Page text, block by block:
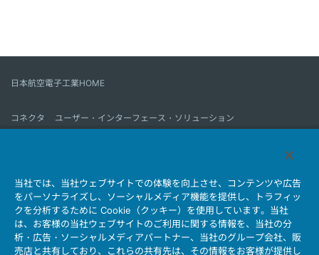
日本航空電子工業HOME
コネクタ
ユーザー・インターフェース・ソリューション
会社情報 サステナビリティ IR情報 採用情報
会社情報新着一覧
製品情報新着一覧
サイトマップ お問い合わせ
当社では、当社ウェブサイトでの体験を向上させ、コンテンツや広告
をパーソナライズし、ソーシャルメディア機能を提供し、トラフィッ
クを分析するために Cookie（クッキー）を使用しています。当社
は、お客様の当社ウェブサイトのご利用に関する情報を、当社の分
析・広告・ソーシャルメディアパートナー、当社のグループ会社、販
売店と共有しており、これらの共有先は、その情報をお客様が提供し